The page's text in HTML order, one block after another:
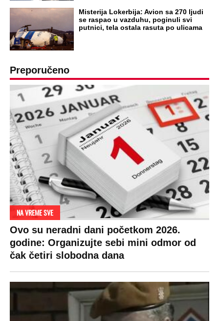
Misterija Lokerbija: Avion sa 270 ljudi
se raspao u vazduhu, poginuli svi
putnici, tela ostala rasuta po ulicama
Preporučeno
NA VREME SVE
Ovo su neradni dani početkom 2026.
godine: Organizujte sebi mini odmor od
čak četiri slobodna dana